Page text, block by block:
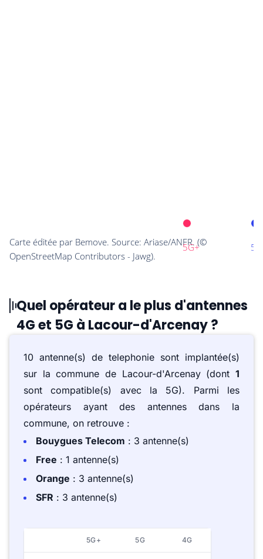
Quel opérateur a le plus d'antennes
4G et 5G à Lacour-d'Arcenay ?
10 antenne(s) de telephonie sont implantée(s)
sur la commune de Lacour-d'Arcenay (dont 1
sont compatible(s) avec la 5G). Parmi les
opérateurs ayant des antennes dans la
commune, on retrouve :
Bouygues Telecom : 3 antenne(s)
Free : 1 antenne(s)
Orange : 3 antenne(s)
SFR : 3 antenne(s)
5G+ 5G 4G